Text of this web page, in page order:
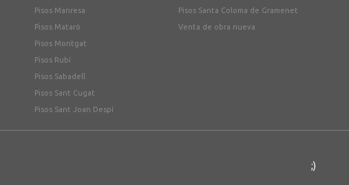
Pisos Manresa
Pisos Mataró
Pisos Montgat
Pisos Rubí
Pisos Sabadell
Pisos Sant Cugat
Pisos Sant Joan Despí
Pisos Santa Coloma de Gramenet
Venta de obra nueva
;)